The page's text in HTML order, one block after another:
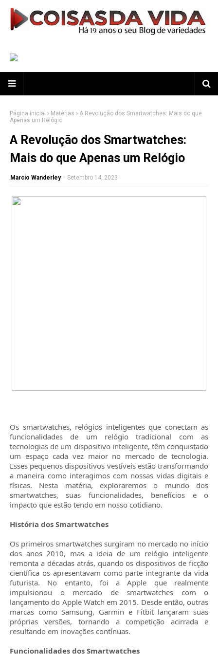
Página inicial Matérias
A Revolução dos Smartwatches: Mais do que
Apenas um Relógio
A Revolução dos Smartwatches:
Mais do que Apenas um Relógio
Marcio Wanderley - Setembro 14, 2023
Os smartwatches, relógios inteligentes que conectam as
funcionalidades de um relógio tradicional com as
tecnologias de um dispositivo inteligente, têm conquistado
um espaço cada vez maior no mercado de tecnologia.
Esses pequenos dispositivos vestíveis estão transformando
a maneira como interagimos com nossas vidas digitais e
físicas. Nesta matéria, exploraremos o mundo dos
smartwatches, suas funcionalidades, benefícios e o
impacto que estão tendo em nosso cotidiano.
História dos Smartwatches
Os primeiros smartwatches surgiram no mercado no início
dos anos 2010, mas a ideia de um relógio inteligente
remonta a décadas atrás, quando os dispositivos de ficção
científica os apresentavam como parte integrante da vida
futurista. No entanto, foi a Apple que realmente
impulsionou o mercado de smartwatches com o
lançamento do Apple Watch em 2015. Desde então, outras
marcas como Samsung, Garmin e Fitbit lançaram suas
próprias versões, tornando a competição acirrada e
resultando em inovações contínuas.
Funcionalidades dos Smartwatches